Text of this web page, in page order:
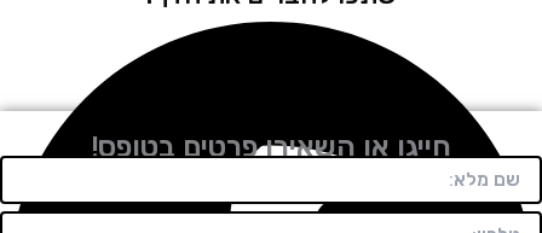
חייגו או השאירו פרטים בטופס!